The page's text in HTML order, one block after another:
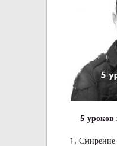
5
1. Смирение